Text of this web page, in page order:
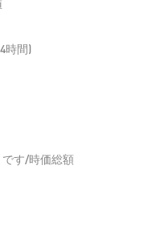
時間)
です/時価総額